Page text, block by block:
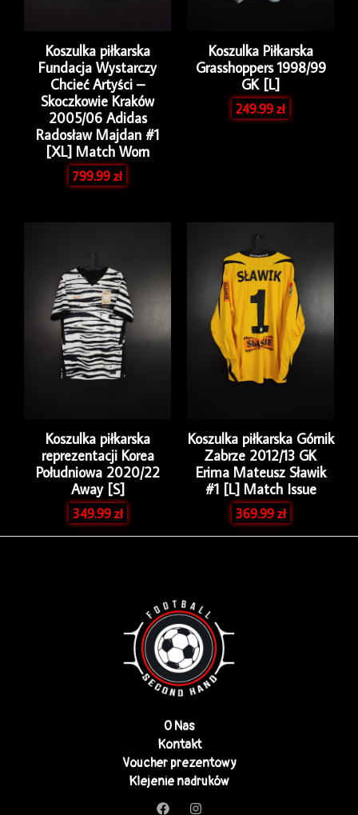
Koszulka piłkarska
Fundacja Wystarczy
Chcieć Artyści –
Skoczkowie Kraków
2005/06 Adidas
Radosław Majdan #1
[XL] Match Worn
799.99zł
Koszulka Piłkarska
Grasshoppers 1998/99
GK [L]
249.99zł
Koszulka piłkarska
reprezentacji Korea
Południowa 2020/22
Away [S]
349.99zł
Koszulka piłkarska Górnik
Zabrze 2012/13 GK
Erima Mateusz Sławik
#1 [L] Match Issue
369.99zł
O Nas
Kontakt
Voucher prezentowy
Klejenie nadruków